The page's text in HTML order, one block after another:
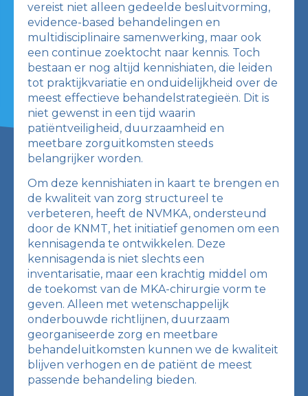
vereist niet alleen gedeelde besluitvorming,
evidence-based behandelingen en
multidisciplinaire samenwerking, maar ook
een continue zoektocht naar kennis. Toch
bestaan er nog altijd kennishiaten, die leiden
tot praktijkvariatie en onduidelijkheid over de
meest effectieve behandelstrategieën. Dit is
niet gewenst in een tijd waarin
patiëntveiligheid, duurzaamheid en
meetbare zorguitkomsten steeds
belangrijker worden.
Om deze kennishiaten in kaart te brengen en
de kwaliteit van zorg structureel te
verbeteren, heeft de NVMKA, ondersteund
door de KNMT, het initiatief genomen om een
kennisagenda te ontwikkelen. Deze
kennisagenda is niet slechts een
inventarisatie, maar een krachtig middel om
de toekomst van de MKA-chirurgie vorm te
geven. Alleen met wetenschappelijk
onderbouwde richtlijnen, duurzaam
georganiseerde zorg en meetbare
behandeluitkomsten kunnen we de kwaliteit
blijven verhogen en de patiënt de meest
passende behandeling bieden.